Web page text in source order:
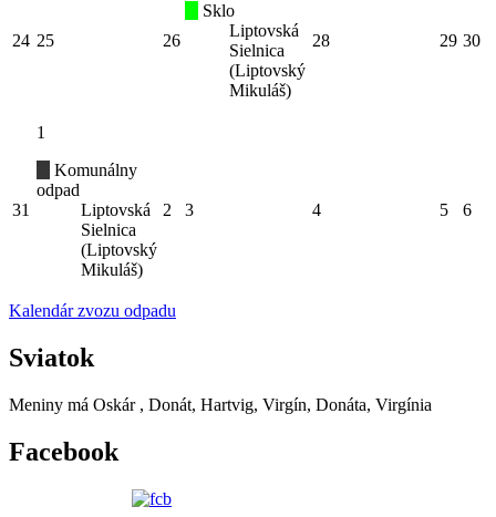
24 25 26
Sklo
Liptovská
Sielnica
(Liptovský
Mikuláš)
28 29 30
31
1
Komunálny
odpad
Liptovská
Sielnica
(Liptovský
Mikuláš)
2 3 4 5 6
Kalendár zvozu odpadu
Sviatok
Meniny má Oskár , Donát, Hartvig, Virgín, Donáta, Virgínia
Facebook